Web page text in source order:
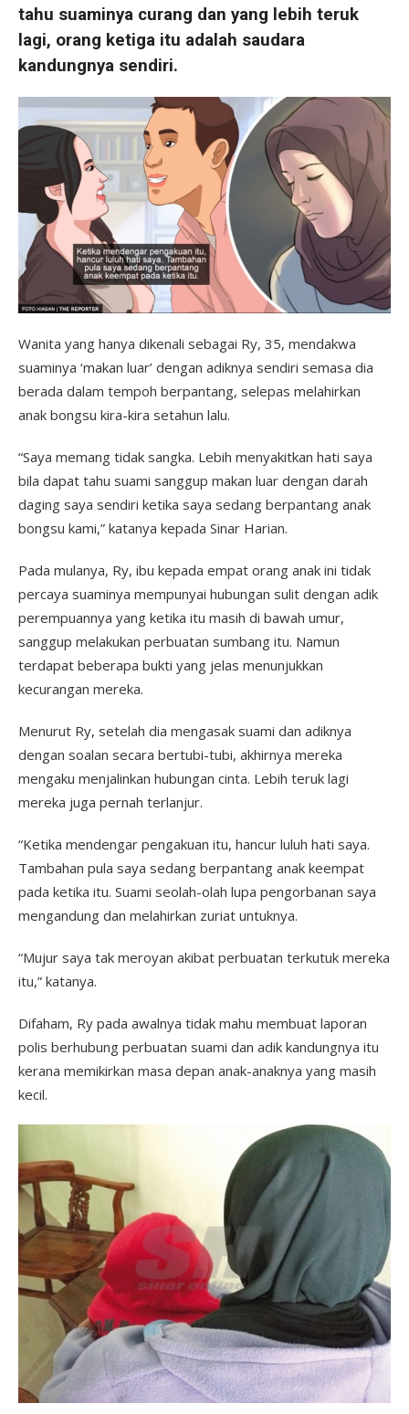
tahu suaminya curang dan yang lebih teruk
lagi, orang ketiga itu adalah saudara
kandungnya sendiri.
Wanita yang hanya dikenali sebagai Ry, 35, mendakwa
suaminya ‘makan luar’ dengan adiknya sendiri semasa dia
berada dalam tempoh berpantang, selepas melahirkan
anak bongsu kira-kira setahun lalu.
“Saya memang tidak sangka. Lebih menyakitkan hati saya
bila dapat tahu suami sanggup makan luar dengan darah
daging saya sendiri ketika saya sedang berpantang anak
bongsu kami,” katanya kepada Sinar Harian.
Pada mulanya, Ry, ibu kepada empat orang anak ini tidak
percaya suaminya mempunyai hubungan sulit dengan adik
perempuannya yang ketika itu masih di bawah umur,
sanggup melakukan perbuatan sumbang itu. Namun
terdapat beberapa bukti yang jelas menunjukkan
kecurangan mereka.
Menurut Ry, setelah dia mengasak suami dan adiknya
dengan soalan secara bertubi-tubi, akhirnya mereka
mengaku menjalinkan hubungan cinta. Lebih teruk lagi
mereka juga pernah terlanjur.
“Ketika mendengar pengakuan itu, hancur luluh hati saya.
Tambahan pula saya sedang berpantang anak keempat
pada ketika itu. Suami seolah-olah lupa pengorbanan saya
mengandung dan melahirkan zuriat untuknya.
“Mujur saya tak meroyan akibat perbuatan terkutuk mereka
itu,” katanya.
Difaham, Ry pada awalnya tidak mahu membuat laporan
polis berhubung perbuatan suami dan adik kandungnya itu
kerana memikirkan masa depan anak-anaknya yang masih
kecil.